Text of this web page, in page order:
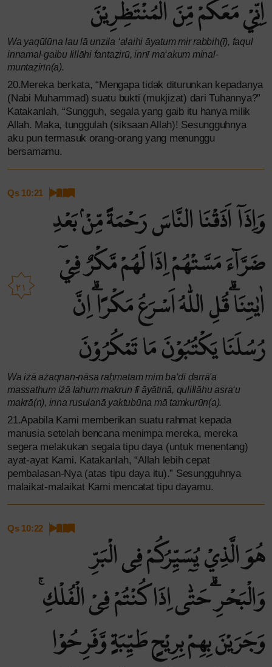
اِنِّيْ مَعَكُمْ مِّنَ الْمُنْتَظِرِيْنَ ࣖ
Wa yaqūlūna lau lā unzila ‘alaihi āyatum mir rabbih(ī), faqul
innamal-gaibu lillāhi fantaẓirū, innī ma‘akum minal-
muntaẓirīn(a).
20.Mereka berkata, “Mengapa tidak diturunkan kepadanya
(Nabi Muhammad) suatu bukti (mukjizat) dari Tuhannya?”
Katakanlah, “Sungguh, segala yang gaib itu hanya milik
Allah. Maka, tunggulah (siksaan Allah)! Sesungguhnya
aku pun termasuk orang-orang yang menunggu
bersamamu.
Qs 10:21
٢١
وَاِذَآ اَذَقْنَا النَّاسَ رَحْمَةً مِّنْۢ بَعْدِ
ضَرَّاۤءَ مَسَّتْهُمْ اِذَا لَهُمْ مَّكْرٌ فِيْٓ
اٰيٰتِنَاۗ قُلِ اللّٰهُ اَسْرَعُ مَكْرًاۗ اِنَّ
رُسُلَنَا يَكْتُبُوْنَ مَا تَمْكُرُوْنَ
Wa iżā ażaqnan-nāsa raḥmatam mim ba‘di ḍarrā'a
massathum iżā lahum makrun fī āyātinā, qulillāhu asra‘u
makrā(n), inna rusulanā yaktubūna mā tamkurūn(a).
21.Apabila Kami memberikan suatu rahmat kepada
manusia setelah bencana menimpa mereka, mereka
segera melakukan segala tipu daya (untuk menentang)
ayat-ayat Kami. Katakanlah, “Allah lebih cepat
pembalasan-Nya (atas tipu daya itu).” Sesungguhnya
malaikat-malaikat Kami mencatat tipu dayamu.
Qs 10:22
هُوَ الَّذِيْ يُسَيِّرُكُمْ فِى الْبَرِّ
وَالْبَحْرِۗ حَتّٰٓى اِذَا كُنْتُمْ فِىْ الْفُلْكِۚ
وَجَرَيْنَ بِهِمْ بِرِيْحٍ طَيِّبَةٍ وَّفَرِحُوْا